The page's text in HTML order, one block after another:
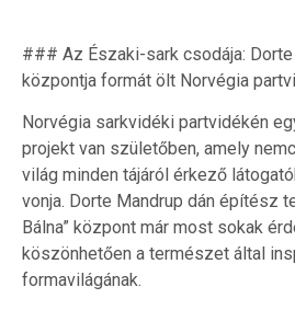
### Az Északi-sark csodája: Dorte
központja formát ölt Norvégia
Norvégia sarkvidéki partvidékén
projekt van születőben, amely
világ minden tájáról érkező
vonja. Dorte Mandrup dán építész
Bálna” központ már most sokak
köszönhetően a természet által
formavilágának.